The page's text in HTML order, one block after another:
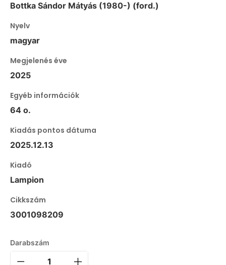
Bottka Sándor Mátyás (1980-) (ford.)
Nyelv
magyar
Megjelenés éve
2025
Egyéb információk
64 o.
Kiadás pontos dátuma
2025.12.13
Kiadó
Lampion
Cikkszám
3001098209
Darabszám